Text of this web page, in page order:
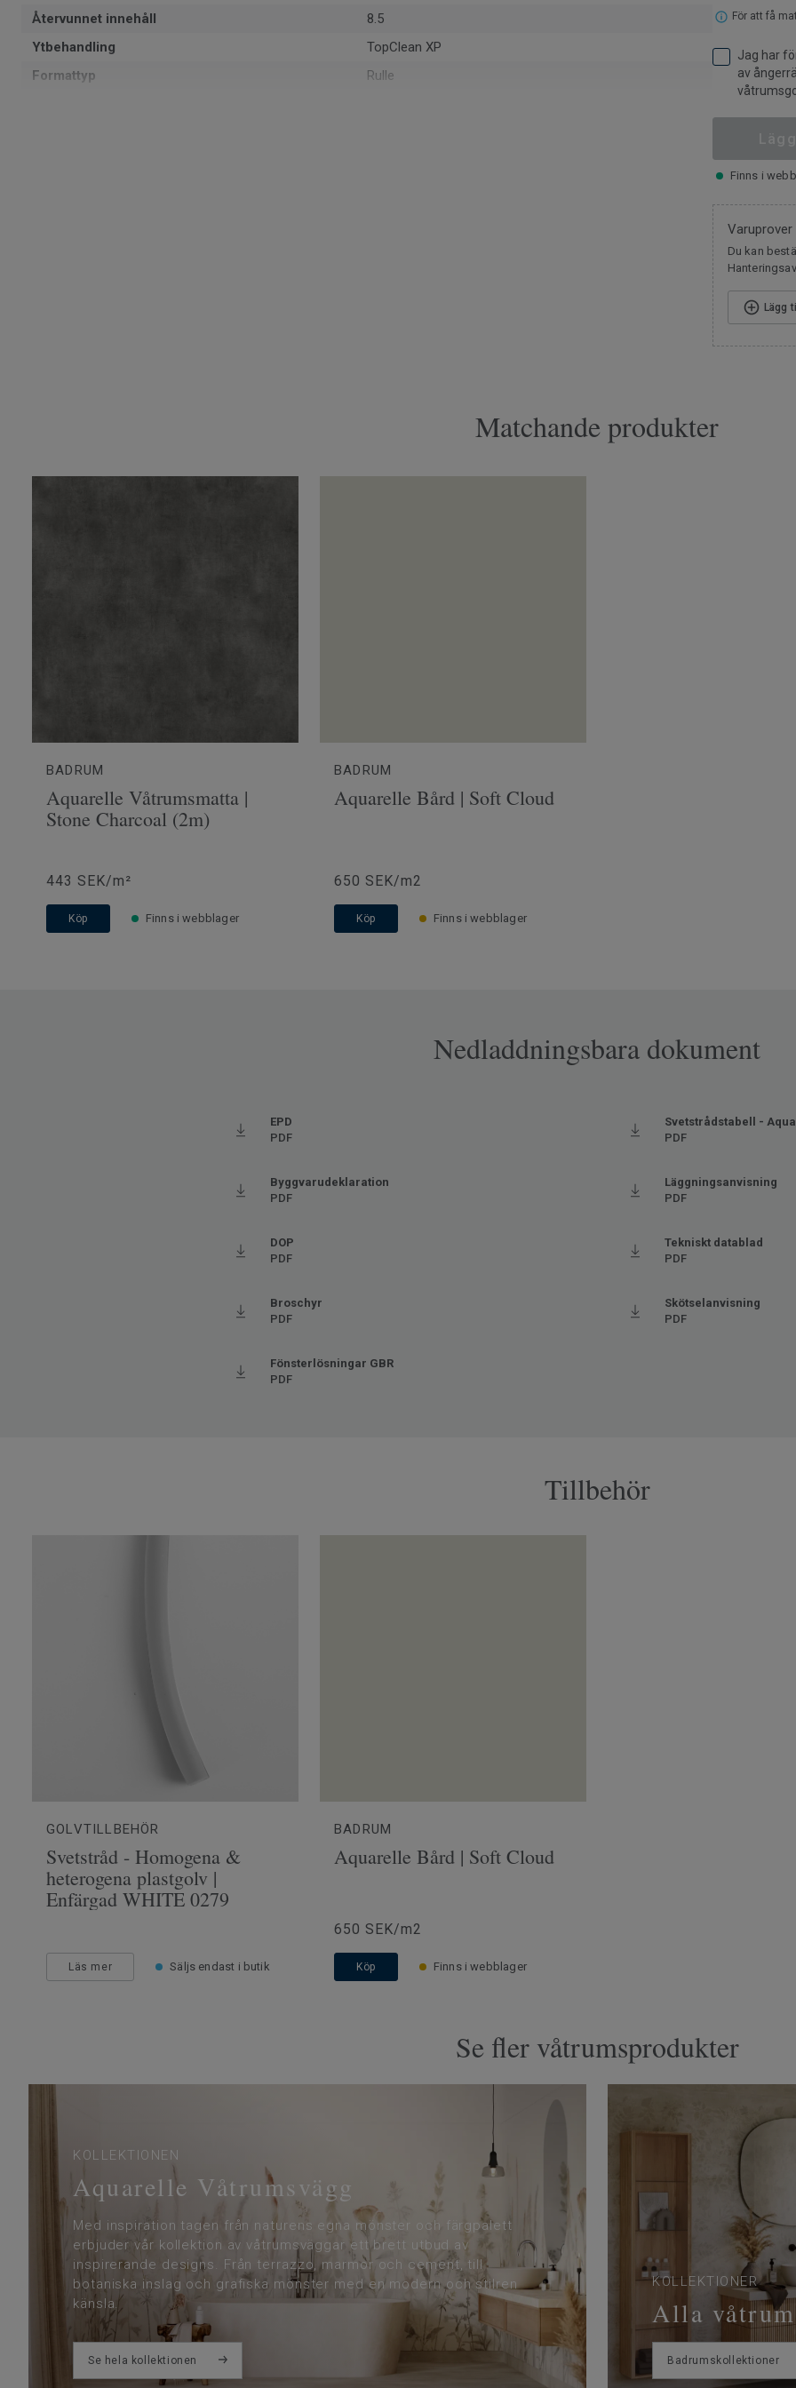
Återvunnet innehåll
8.5
Ytbehandling
TopClean XP
Formattyp
Rulle
För att få
Jag har
av
Finns i
Varuprover
Du kan
Lägg
Matchande produkter
BADRUM
Aquarelle Våtrumsmatta |
Stone Charcoal (2m)
443 SEK/m²
Köp Finns i webblager
BADRUM
Aquarelle Bård | Soft Cloud
650 SEK/m2
Köp Finns i webblager
Nedladdningsbara dokument
EPD
PDF
Svetstrådstabell -
PDF
Byggvarudeklaration
PDF
Läggningsanvisning
PDF
DOP
PDF
Tekniskt datablad
PDF
Broschyr
PDF
Skötselanvisning
PDF
Fönsterlösningar GBR
PDF
Tillbehör
GOLVTILLBEHÖR
Svetstråd - Homogena &
heterogena plastgolv |
Enfärgad WHITE 0279
Läs mer Säljs endast i butik
BADRUM
Aquarelle Bård | Soft Cloud
650 SEK/m2
Köp Finns i webblager
Se fler våtrumsprodukter
KOLLEKTIONEN
Aquarelle Våtrumsvägg
Med inspiration tagen från naturens egna mönster och färgpalett
erbjuder vår kollektion av våtrumsväggar ett brett utbud av
inspirerande designs. Från terrazzo, marmor och cement, till
botaniska inslag och grafiska mönster med en modern och stilren
känsla.
Se hela kollektionen
KOLLEKTIONER
Alla
Badrumskollektioner